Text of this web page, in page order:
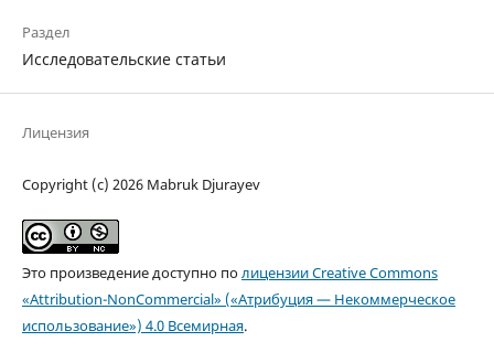
Раздел
Исследовательские статьи
Лицензия
Copyright (c) 2026 Mabruk Djurayev
Это произведение доступно полицензии Creative Commons
«Attribution-NonCommercial» («Атрибуция — Некоммерческое
использование») 4.0 Всемирная.